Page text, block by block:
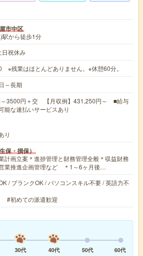
市中区
駅から徒歩1分
祝休み
※残業はほとんどありません。※休憩60分。
～長期
～3500円＋交 【月収例】431,250円～ ■給与
能な速払いサービスあり
り
保・損保）
計画立案＊進捗管理と財務管理全般＊収益財務
業推進企画管理など ＊1～6ヶ月後…
/ ブランクOK / パソコンスキル不要 / 英語力不
#初めての派遣歓迎
30代 40代 50代 60代